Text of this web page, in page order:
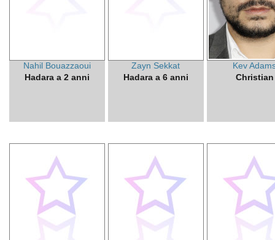
Nahil Bouazzaoui
Hadara a 2 anni
Zayn Sekkat
Hadara a 6 anni
Kev
Christian